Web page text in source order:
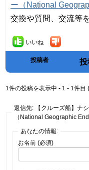
ー（National
交換や質問、交流等
いいね
投稿者 投
1件の投稿を表示中 - 1 - 1件目
返信先: 【クルーズ船】ナ
（National Geographic
あなたの情報:
お名前 (必須)